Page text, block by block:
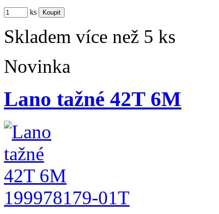
ks
Skladem více než 5 ks
Novinka
Lano tažné 42T 6M
199978179-01T